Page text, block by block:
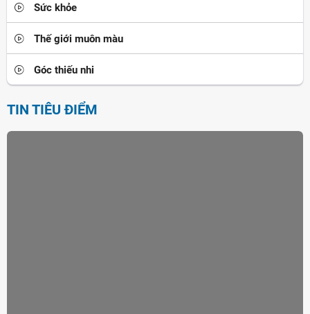
Sức khỏe
Thế giới muôn màu
Góc thiếu nhi
TIN TIÊU ĐIỂM